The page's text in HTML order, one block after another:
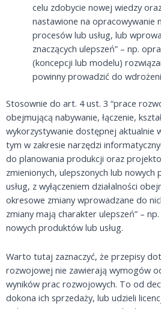
celu zdobycie nowej wiedzy
nastawione na opracowywanie
procesów lub usług, lub
znaczących ulepszeń” – np.
(koncepcji lub modelu)
powinny prowadzić do
Stosownie do art. 4 ust. 3 “prace
obejmującą nabywanie, łączenie,
wykorzystywanie dostępnej aktualnie
tym w zakresie narzędzi
do planowania produkcji oraz
zmienionych, ulepszonych lub
usług, z wyłączeniem działalności
okresowe zmiany wprowadzane do
zmiany mają charakter ulepszeń” –
nowych produktów lub usług.
Warto tutaj zaznaczyć, że przepisy
rozwojowej nie zawierają wymogów
wyników prac rozwojowych. To od
dokona ich sprzedaży, lub udzieli